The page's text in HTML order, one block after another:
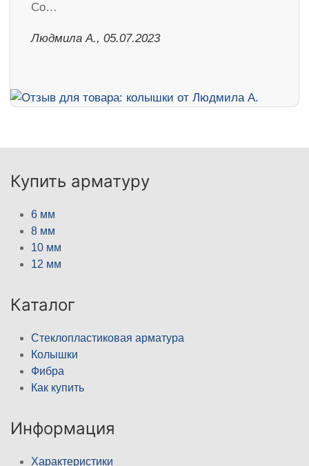
Со…
Людмила А., 05.07.2023
Купить арматуру
6 мм
8 мм
10 мм
12 мм
Каталог
Стеклопластиковая арматура
Колышки
Фибра
Как купить
Информация
Характеристики